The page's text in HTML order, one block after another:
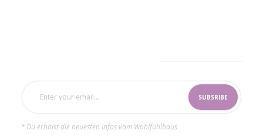
* Du erhälst die neuesten Infos vom Wohlfühlhaus